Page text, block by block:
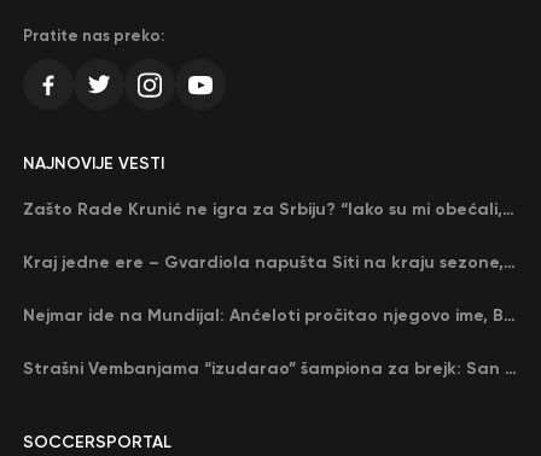
Pratite nas preko:
SOCCERSPORTAL
NAJNOVIJE VESTI
Zašto Rade Krunić ne igra za Srbiju? “Iako su mi obećali, niko me nije zvao…”
Kraj jedne ere – Gvardiola napušta Siti na kraju sezone, menja ga njegov nekadašnji rival
Nejmar ide na Mundijal: Anćeloti pročitao njegovo ime, Brazil u delirijumu (VIDEO)
Strašni Vembanjama “izudarao” šampiona za brejk: San Antonio poveo protiv Oklahome